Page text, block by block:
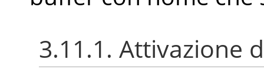
3.11.1. Attivazione